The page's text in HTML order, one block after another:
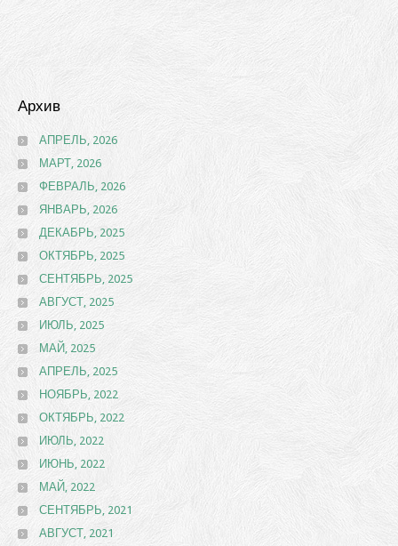
Архив
АПРЕЛЬ, 2026
МАРТ, 2026
ФЕВРАЛЬ, 2026
ЯНВАРЬ, 2026
ДЕКАБРЬ, 2025
ОКТЯБРЬ, 2025
СЕНТЯБРЬ, 2025
АВГУСТ, 2025
ИЮЛЬ, 2025
МАЙ, 2025
АПРЕЛЬ, 2025
НОЯБРЬ, 2022
ОКТЯБРЬ, 2022
ИЮЛЬ, 2022
ИЮНЬ, 2022
МАЙ, 2022
СЕНТЯБРЬ, 2021
АВГУСТ, 2021